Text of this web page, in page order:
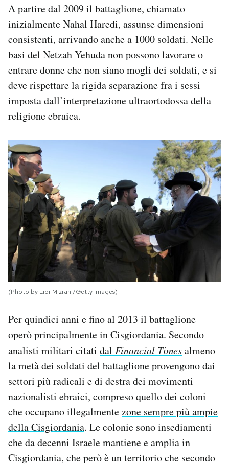
A partire dal 2009 il battaglione, chiamato
inizialmente Nahal Haredi, assunse dimensioni
consistenti, arrivando anche a 1000 soldati. Nelle
basi del Netzah Yehuda non possono lavorare o
entrare donne che non siano mogli dei soldati, e si
deve rispettare la rigida separazione fra i sessi
imposta dall’interpretazione ultraortodossa della
religione ebraica.
(Photo by Lior Mizrahi/Getty Images)
Per quindici anni e fino al 2013 il battaglione
operò principalmente in Cisgiordania. Secondo
analisti militari citati dal Financial Timesalmeno
la metà dei soldati del battaglione provengono dai
settori più radicali e di destra dei movimenti
nazionalisti ebraici, compreso quello dei coloni
che occupano illegalmentezone sempre più ampie
della Cisgiordania. Le colonie sono insediamenti
che da decenni Israele mantiene e amplia in
Cisgiordania, che però è un territorio che secondo